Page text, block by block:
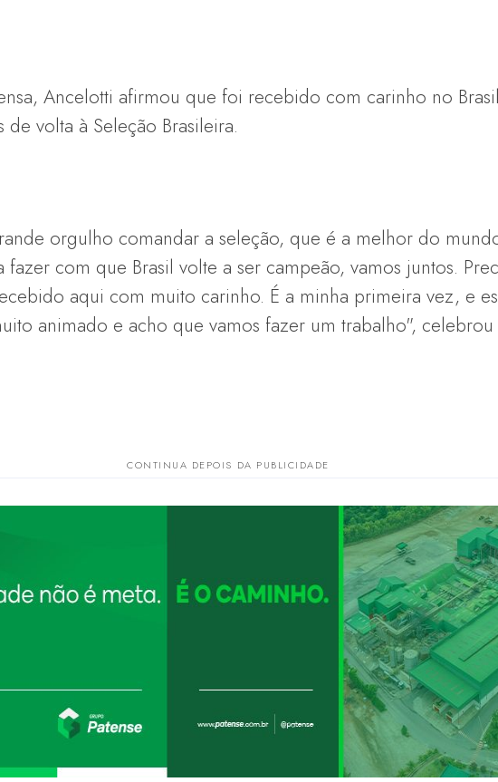
Ancelotti afirmou que foi recebido com carinho no
volta à Seleção Brasileira.
orgulho comandar a seleção, que é a melhor do
com que Brasil volte a ser campeão, vamos juntos.
aqui com muito carinho. É a minha primeira vez, e
animado e acho que vamos fazer um trabalho",